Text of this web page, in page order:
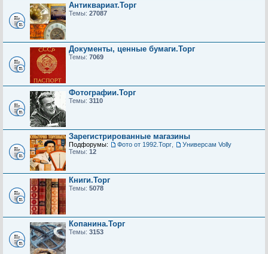
Антиквариат.Торг
Темы: 27087
Документы, ценные бумаги.Торг
Темы: 7069
Фотографии.Торг
Темы: 3110
Зарегистрированные магазины
Подфорумы: Фото от 1992.Торг
Универсам Volly
Темы: 12
Книги.Торг
Темы: 5078
Копанина.Торг
Темы: 3153